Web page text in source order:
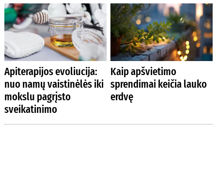
Apiterapijos evoliucija:
nuo namų vaistinėlės iki
mokslu pagrįsto
sveikatinimo
Kaip apšvietimo
sprendimai keičia lauko
erdvę